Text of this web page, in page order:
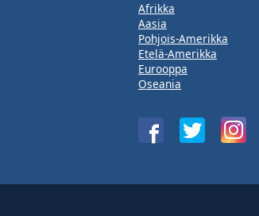
Afrikka
Aasia
Pohjois-Amerikka
Etelä-Amerikka
Eurooppa
Oseania